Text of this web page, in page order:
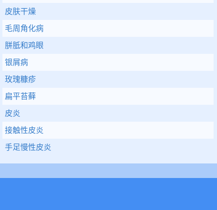
皮肤干燥
毛周角化病
胼胝和鸡眼
银屑病
玫瑰糠疹
扁平苔藓
皮炎
接触性皮炎
手足慢性皮炎